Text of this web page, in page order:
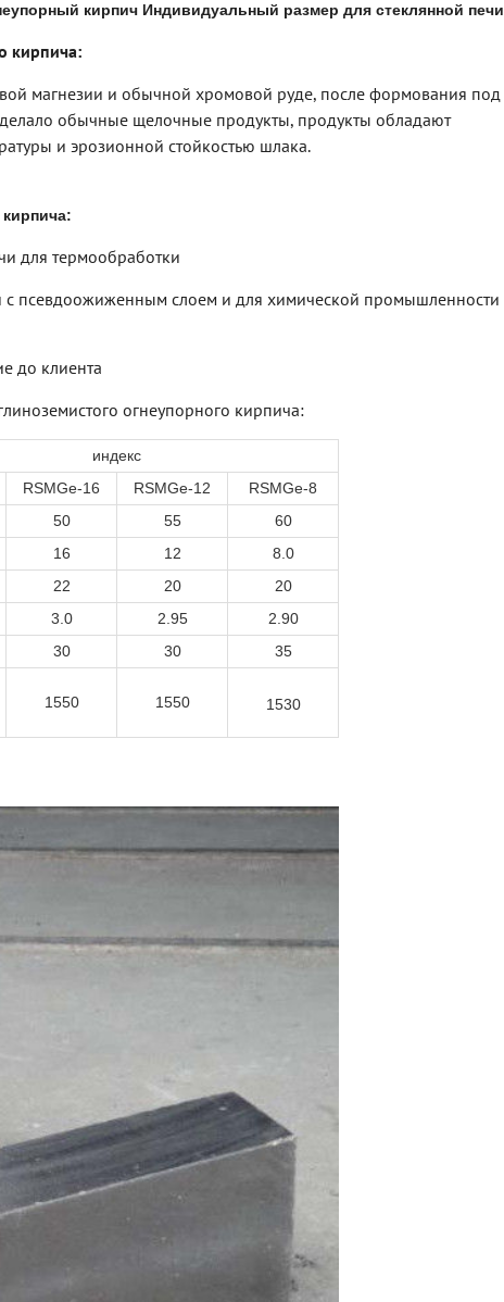
кирпич Индивидуальный размер для стеклянной печи
кирпича:
магнезии и обычной хромовой руде, после формования под
обычные щелочные продукты, продукты обладают
и эрозионной стойкостью шлака.
для термообработки
с псевдоожиженным слоем и для химической промышленности
до клиента
огнеупорного кирпича:
индекс
RSMGe-16 RSMGe-12
RSMGe-8
50 55
60
16 12 8.0
22 20 20
3.0 2.95 2.90
30 30 35
1550 1550 1530